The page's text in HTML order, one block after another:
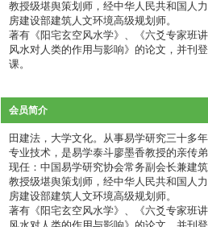
教授级堪舆策划师，经中华人民共和国人
房建设部建筑人文环境高级规划师。
著有《阳宅玄空风水学》、《六爻专家班
风水对人类的作用与影响》的论文，并刊
课。
会员简介
田建法，大学文化。从事易学研究三十多
专业技术，是易学泰斗廖墨香教授的亲传弟
现任：中国易学研究协会常务副会长兼建
教授级堪舆策划师，经中华人民共和国人
房建设部建筑人文环境高级规划师。
著有《阳宅玄空风水学》、《六爻专家班